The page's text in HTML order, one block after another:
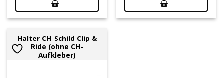
Halter CH-Schild Clip &
Ride (ohne CH-
Aufkleber)